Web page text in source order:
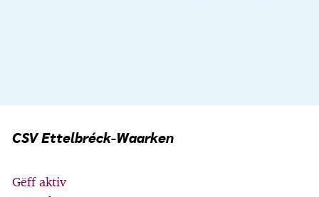
CSV Ettelbréck-Waarken
Gëff aktiv